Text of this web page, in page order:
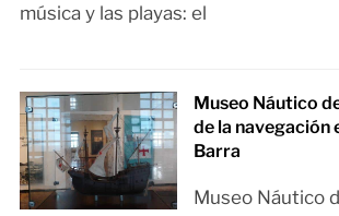
música y las playas: el
Museo Náutico
de la navegación
Barra
Museo Náutico